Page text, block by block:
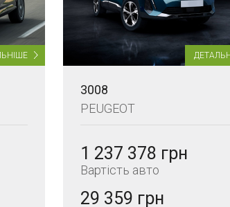
3008
PEUGEOT
1 237 378 грн
Вартість авто
29 359 грн